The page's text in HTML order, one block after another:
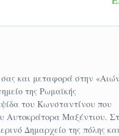
στη δυτική
(ή και παπικού)
Λατερανού κατά τη
μικρότερο
και μεταφορά στην
της Ρωμαϊκής
του Κωνσταντίνου που
Αυτοκράτορα Μαξέντιου.
Δημαρχείο της πόλης